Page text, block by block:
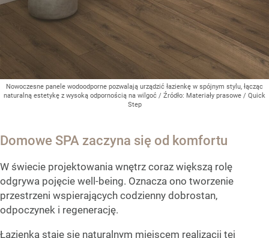
Nowoczesne panele wodoodporne pozwalają urządzić łazienkę w spójnym stylu, łącząc
naturalną estetykę z wysoką odpornością na wilgoć / Źródło: Materiały prasowe / Quick
Step
Domowe SPA zaczyna się od komfortu
W świecie projektowania wnętrz coraz większą rolę
odgrywa pojęcie well-being. Oznacza ono tworzenie
przestrzeni wspierających codzienny dobrostan,
odpoczynek i regenerację.
Łazienka staje się naturalnym miejscem realizacji tej